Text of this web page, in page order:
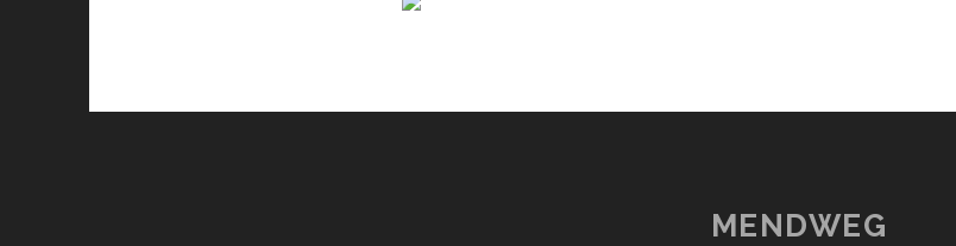
MENDWEG